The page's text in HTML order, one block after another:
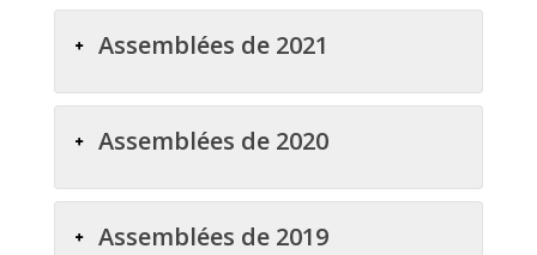
Assemblées de 2021
Assemblées de 2020
Assemblées de 2019